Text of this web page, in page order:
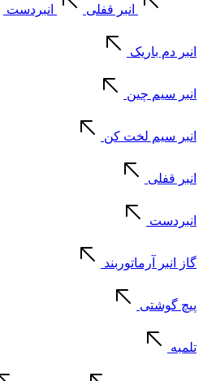
انبر قفلی انبردست
انبر دم باریک
انبر سیم چین
انبر سیم لخت کن
انبر قفلی
انبردست
گاز انبر آرماتوربند
پیچ گوشتی
تلمبه